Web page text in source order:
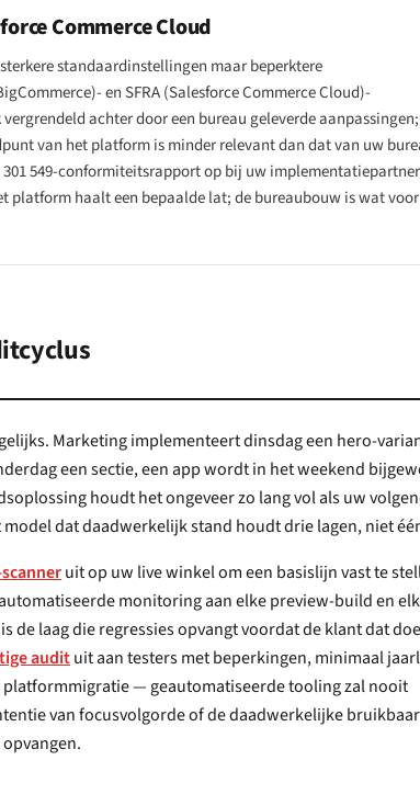
Commerce Cloud
standaardinstellingen maar beperktere
en SFRA (Salesforce Commerce Cloud)-
achter door een bureau geleverde
van het platform is minder relevant dan dat van uw
301 549-conformiteitsrapport op bij uw
platform haalt een bepaalde lat; de bureaubouw is wat
Marketing implementeert dinsdag een hero-variant,
een sectie, een app wordt in het weekend
houdt het ongeveer zo lang vol als uw
dat daadwerkelijk stand houdt drie lagen, niet
scanneruit op uw live winkel om een basislijn vast te stellen.
elke preview-build en elke
de klant dat doet.
audituit aan testers met beperkingen, minimaal
bruikbaarheid